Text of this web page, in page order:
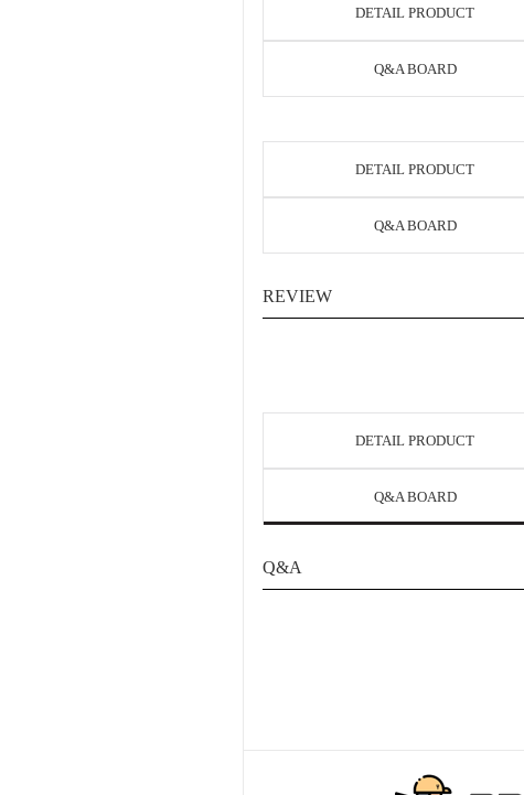
DETAIL PRODUCT
Q&A BOARD
DETAIL PRODUCT
Q&A BOARD
REVIEW
DETAIL PRODUCT
Q&A BOARD
Q&A